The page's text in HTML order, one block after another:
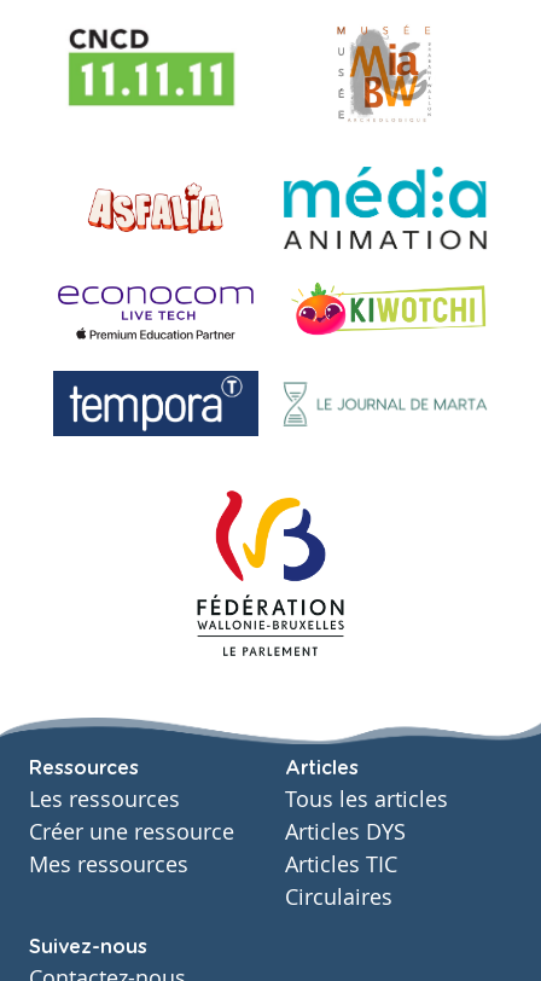
Ressources
Les ressources
Créer une ressource
Mes ressources
Articles
Tous les articles
Articles DYS
Articles TIC
Circulaires
Suivez-nous